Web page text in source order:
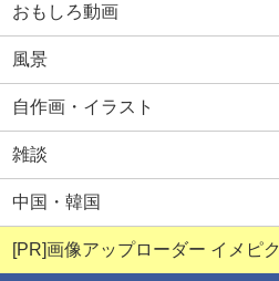
おもしろ動画
風景
自作画・イラスト
雑談
中国・韓国
[PR]画像アップローダー イメピク